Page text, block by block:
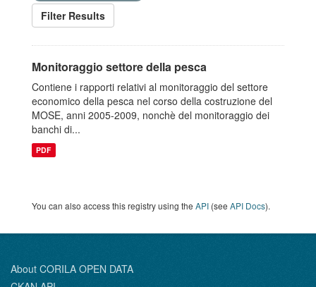
Filter Results
Monitoraggio settore della pesca
Contiene i rapporti relativi al monitoraggio del settore
economico della pesca nel corso della costruzione del
MOSE, anni 2005-2009, nonchè del monitoraggio dei
banchi di...
PDF
You can also access this registry using the API (see API Docs).
About CORILA OPEN DATA